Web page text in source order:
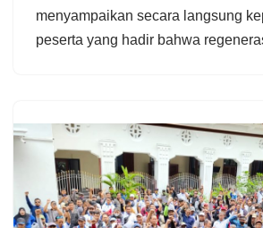
menyampaikan secara langsung
peserta yang hadir bahwa